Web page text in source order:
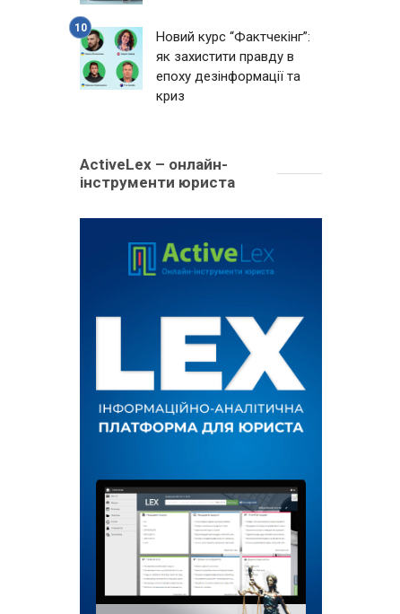
Новий курс “Фактчекінг”:
як захистити правду в
епоху дезінформації та
криз
ActiveLex – онлайн-
інструменти юриста